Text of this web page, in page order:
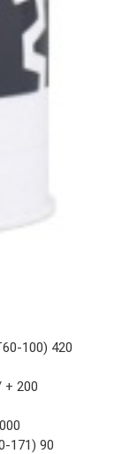
100) 420
+ 200
171) 90